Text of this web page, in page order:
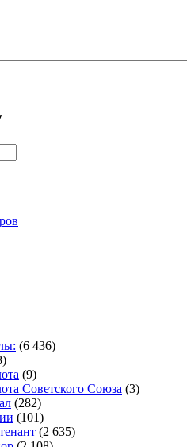
(6 436)
(9)
Советского Союза (3)
(282)
(101)
(2 635)